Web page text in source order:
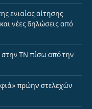
ενιαίας αίτησης
νέες δηλώσεις από
ΤΝ πίσω από την
πρώην στελεχών